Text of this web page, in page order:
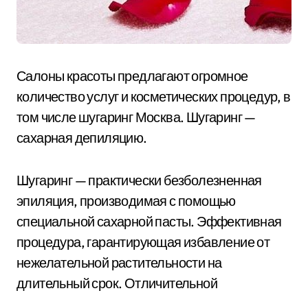
Салоны красоты предлагают огромное
количество услуг и косметических процедур, в
том числе шугаринг Москва. Шугаринг —
сахарная депиляцию.
Шугаринг — практически безболезненная
эпиляция, производимая с помощью
специальной сахарной пасты. Эффективная
процедура, гарантирующая избавление от
нежелательной растительности на
длительный срок. Отличительной